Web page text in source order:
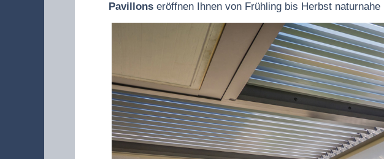
Pavillons eröffnen Ihnen von Frühling bis Herbst